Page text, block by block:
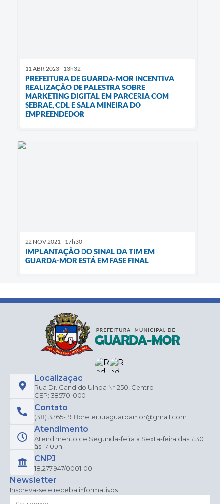
11 ABR 2023 - 13h32
PREFEITURA DE GUARDA-MOR INCENTIVA
REALIZAÇÃO DE PALESTRA SOBRE
MARKETING DIGITAL EM PARCERIA COM
SEBRAE, CDL E SALA MINEIRA DO
EMPREENDEDOR
22 NOV 2021 - 17h30
IMPLANTAÇÃO DO SINAL DA TIM EM
GUARDA-MOR ESTÁ EM FASE FINAL
Localização
Rua Dr. Candido Ulhoa Nº 250, Centro
CEP: 38570-000
Contato
(38) 3365-1918prefeituraguardamor@gmail.com
Atendimento
Atendimento de Segunda-feira a Sexta-feira das 7:30
às 17:00h
CNPJ
18.277.947/0001-00
Newsletter
Inscreva-se e receba informativos